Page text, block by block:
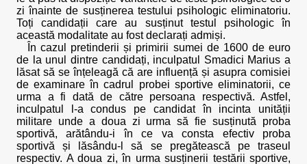
zi înainte de susținerea testului psihologic eliminatoriu.
Toți candidații care au susținut testul psihologic în
această modalitate au fost declarați admiși.
În cazul pretinderii și primirii sumei de 1600 de euro
de la unul dintre candidați, inculpatul Smadici Marius a
lăsat să se înțeleagă că are influență și asupra comisiei
de examinare în cadrul probei sportive eliminatorii, ce
urma a fi dată de către persoana respectivă. Astfel,
inculpatul l-a condus pe candidat în incinta unității
militare unde a doua zi urma să fie susținută proba
sportivă, arătându-i în ce va consta efectiv proba
sportivă și lăsându-l să se pregătească pe traseul
respectiv. A doua zi, în urma susținerii testării sportive,